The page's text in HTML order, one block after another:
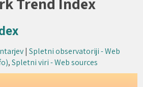
|Spletni observatoriji - Web
,Spletni viri - Web sources